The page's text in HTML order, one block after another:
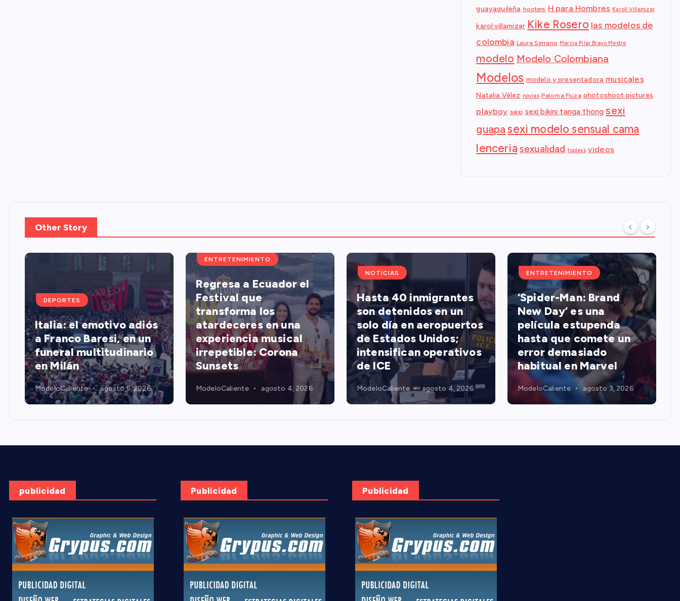
guayaquileña hooters H para Hombres Karoll Villamizar
karol villamizar Kike Rosero las modelos de
colombia Laura Serrano Marcia Pilar Bravo Mestre
modelo Modelo Colombiana
Modelos modelo y presentadora musicales
Natalia Vélez novias Paloma Fiuza photoshoot pictures
playboy sexi sexi bikini tanga thong sexi
guapa sexi modelo sensual cama
lenceriasexualidad topless videos
Other Story
DEPORTES
Italia: el emotivo adiós
a Franco Baresi, en un
funeral multitudinario
en Milán
ModeloCaliente agosto 5, 2026
ENTRETENIMIENTO
Regresa a Ecuador el
Festival que
transforma los
atardeceres en una
experiencia musical
irrepetible: Corona
Sunsets
ModeloCaliente agosto 4, 2026
NOTICIAS
Hasta 40 inmigrantes
son detenidos en un
solo día en aeropuertos
de Estados Unidos;
intensifican operativos
de ICE
ModeloCaliente agosto 4, 2026
ENTRETENIMIENTO
‘Spider-Man: Brand
New Day’ es una
película estupenda
hasta que comete un
error demasiado
habitual en Marvel
ModeloCaliente agosto 3, 2026
publicidad Publicidad Publicidad